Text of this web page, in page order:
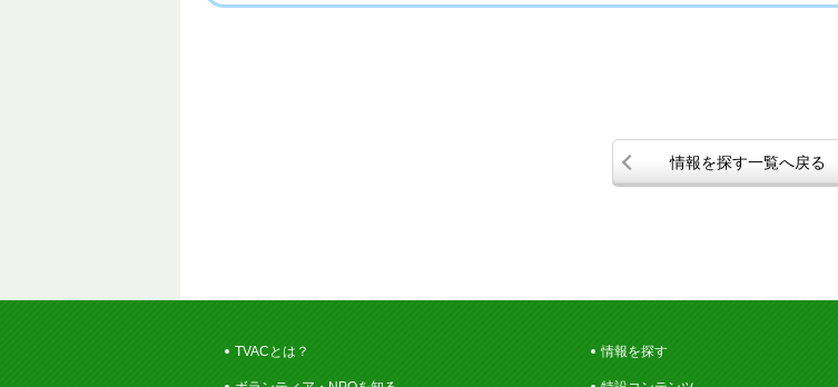
情報を探す一覧へ戻る
TVACとは？ 情報を探す